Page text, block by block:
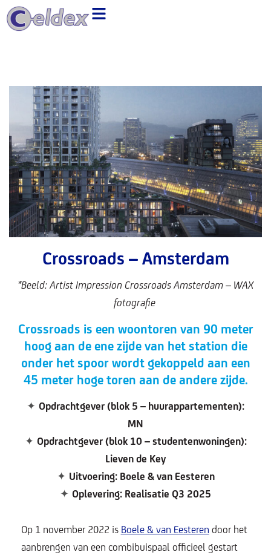
naar
Crossroads – Amsterdam
*Beeld: Artist Impression Crossroads Amsterdam – WAX
fotografie
Crossroads is een woontoren van 90 meter
hoog aan de ene zijde van het station die
onder het spoor wordt gekoppeld aan een
45 meter hoge toren aan de andere zijde.
✦ Opdrachtgever (blok 5 – huurappartementen):
MN
✦ Opdrachtgever (blok 10 – studentenwoningen):
Lieven de Key
✦ Uitvoering: Boele & van Eesteren
✦ Oplevering: Realisatie Q3 2025
Op 1 november 2022 is Boele & van Eesteren door het
aanbrengen van een combibuispaal officieel gestart